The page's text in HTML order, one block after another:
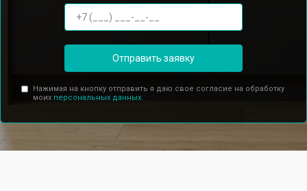
Отправить заявку
Нажимая на кнопку отправить я даю свое согласие на обработку
моих персональных данных.